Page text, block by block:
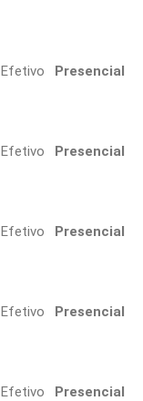
Efetivo Presencial
Efetivo Presencial
Efetivo Presencial
Efetivo Presencial
Efetivo Presencial